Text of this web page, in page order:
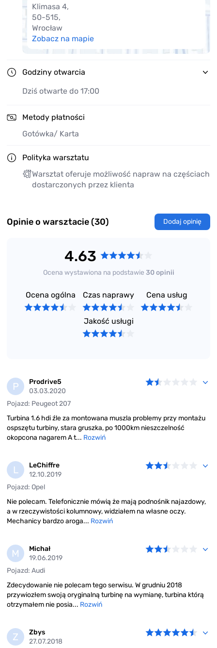
Jako nieliczni w branży możemy pochwalić
się certyfikatem Systemu Zarządzania Jakością
zgodnie z PN-EN ISO 9001:2009
Klimasa 4,
50-515,
Wrocław
Zobacz na mapie
Godziny otwarcia
Dziś otwarte do 17:00
Metody płatności
Gotówka/ Karta
Polityka warsztatu
Warsztat oferuje możliwość napraw na częściach
dostarczonych przez klienta
Opinie o warsztacie (30) Dodaj opinię
4.63
Ocena wystawiona na podstawie 30 opinii
Ocena ogólna Czas naprawy Cena usług
Jakość usługi
P
Prodrive5
03.03.2020
Pojazd: Peugeot 207
Turbina 1.6 hdi źle za montowana muszla problemy przy montażu
ospszętu turbiny, stara gruszka, po 1000km nieszczelność
okopcona nagarem A t... Rozwiń
L
LeChiffre
12.10.2019
Pojazd: Opel
Nie polecam. Telefonicznie mówią że mają podnośnik najazdowy,
a w rzeczywistości kolumnowy, widziałem na własne oczy.
Mechanicy bardzo aroga... Rozwiń
M
Michał
19.06.2019
Pojazd: Audi
Zdecydowanie nie polecam tego serwisu. W grudniu 2018
przywiozłem swoją oryginalną turbinę na wymianę, turbina którą
otrzymałem nie posia... Rozwiń
Z
Zbys
27.07.2018